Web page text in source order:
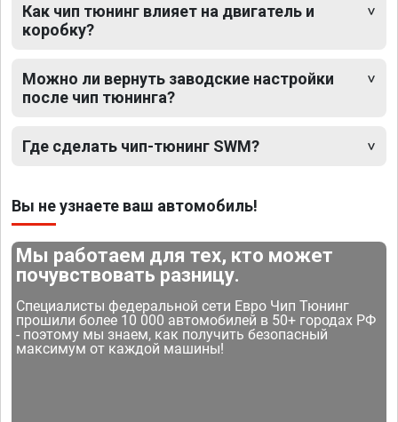
Как чип тюнинг влияет на двигатель и
коробку?
Можно ли вернуть заводские настройки
после чип тюнинга?
Где сделать чип-тюнинг SWM?
Вы не узнаете ваш автомобиль!
Мы работаем для тех, кто может
почувствовать разницу.
Специалисты федеральной сети Евро Чип Тюнинг
прошили более 10 000 автомобилей в 50+ городах РФ
- поэтому мы знаем, как получить безопасный
максимум от каждой машины!